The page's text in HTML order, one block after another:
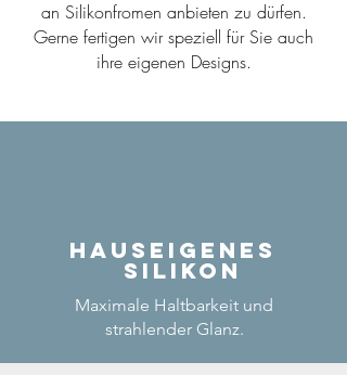
an Silikonfromen anbieten zu dürfen.
Gerne fertigen wir speziell für Sie auch
ihre eigenen Designs.
Hauseigenes
Silikon
Maximale Haltbarkeit und
strahlender Glanz.